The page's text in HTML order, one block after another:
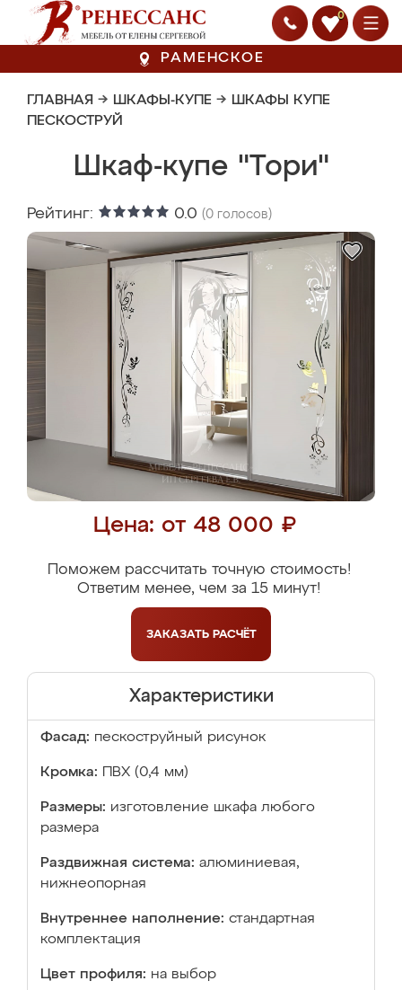
0
РАМЕНСКОЕ
ГЛАВНАЯ → ШКАФЫ-КУПЕ → ШКАФЫ КУПЕ
ПЕСКОСТРУЙ
Шкаф-купе "Тори"
Рейтинг: 0.0 (0 голосов)
Цена: от 48 000 ₽
Поможем рассчитать точную стоимость!
Ответим менее, чем за 15 минут!
ЗАКАЗАТЬ РАСЧЁТ
Характеристики
Фасад: пескоструйный рисунок
Кромка: ПВХ (0,4 мм)
Размеры: изготовление шкафа любого
размера
Раздвижная система: алюминиевая,
нижнеопорная
Внутреннее наполнение: стандартная
комплектация
Цвет профиля: на выбор